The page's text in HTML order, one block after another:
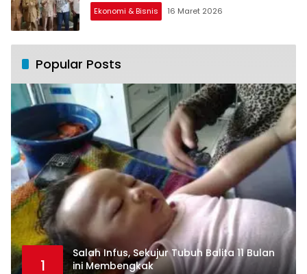
Ekonomi & Bisnis 16 Maret 2026
Popular Posts
1
Salah Infus, Sekujur Tubuh Balita 11 Bulan
ini Membengkak